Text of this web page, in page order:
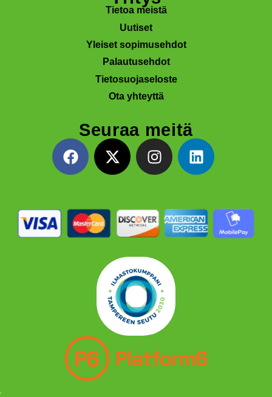
Tietoa meistä
Uutiset
Yleiset sopimusehdot
Palautusehdot
Tietosuojaseloste
Ota yhteyttä
Seuraa meitä